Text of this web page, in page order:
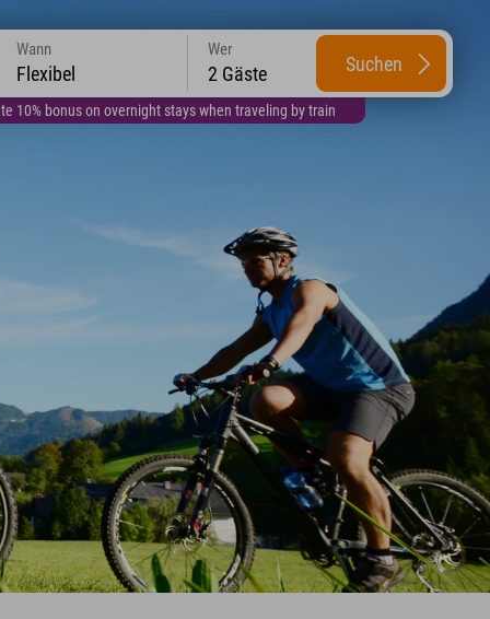
10% bonus on overnight stays when traveling by train
Wann
Flexibel
Wer
2 Gäste Suchen